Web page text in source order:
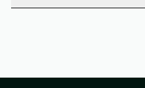
务器来说都像正常流量。与